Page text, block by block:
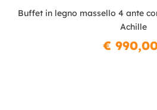
Buffet in legno massello 4 ante
Achille
€